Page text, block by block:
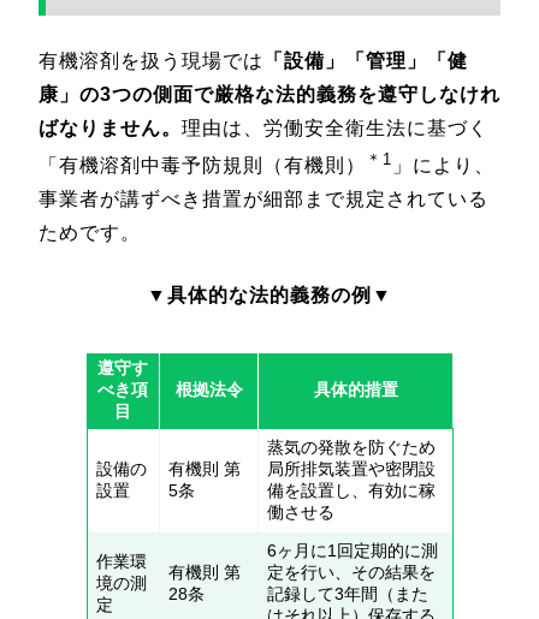
有機溶剤を扱う現場では
「設備」「管理」「健
康」の3つの側面で厳格な法的義務を遵守しなけれ
ばなりません。 理由は、労働安全衛生法に基づく
「有機溶剤中毒予防規則（有機則）
＊1 」により、
事業者が講ずべき措置が細部まで規定されている
ためです。
▼具体的な法的義務の例▼
遵守す
べき項
目
根拠法令 具体的措置
設備の
設置
有機則 第
5条
蒸気の発散を防ぐため
局所排気装置や密閉設
備を設置し、有効に稼
働させる
作業環
境の測
定
有機則 第
28条
6ヶ月に1回定期的に測
定を行い、その結果を
記録して3年間（また